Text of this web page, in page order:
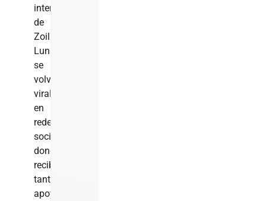
intervención
de
Zoila
Luna
se
volvió
viral
en
redes
sociales,
donde
recibió
tanto
apoyo